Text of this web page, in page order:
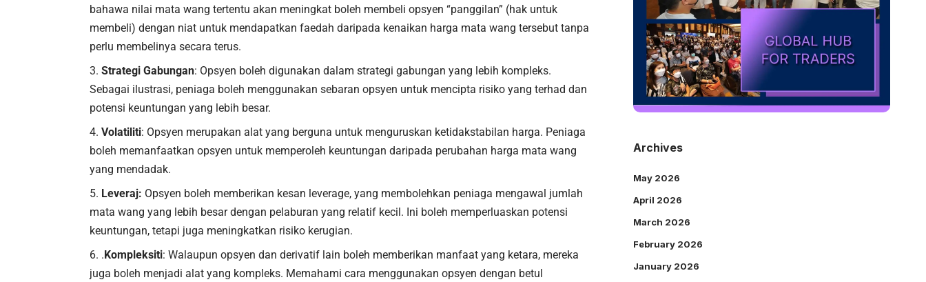
bahawa nilai mata wang tertentu akan meningkat boleh membeli opsyen “panggilan” (hak untuk
membeli) dengan niat untuk mendapatkan faedah daripada kenaikan harga mata wang tersebut tanpa
perlu membelinya secara terus.
Strategi Gabungan: Opsyen boleh digunakan dalam strategi gabungan yang lebih kompleks.
Sebagai ilustrasi, peniaga boleh menggunakan sebaran opsyen untuk mencipta risiko yang terhad dan
potensi keuntungan yang lebih besar.
Volatiliti: Opsyen merupakan alat yang berguna untuk menguruskan ketidakstabilan harga. Peniaga
boleh memanfaatkan opsyen untuk memperoleh keuntungan daripada perubahan harga mata wang
yang mendadak.
Leveraj: Opsyen boleh memberikan kesan leverage, yang membolehkan peniaga mengawal jumlah
mata wang yang lebih besar dengan pelaburan yang relatif kecil. Ini boleh memperluaskan potensi
keuntungan, tetapi juga meningkatkan risiko kerugian.
.Kompleksiti: Walaupun opsyen dan derivatif lain boleh memberikan manfaat yang ketara, mereka
juga boleh menjadi alat yang kompleks. Memahami cara menggunakan opsyen dengan betul
Archives
May 2026
April 2026
March 2026
February 2026
January 2026